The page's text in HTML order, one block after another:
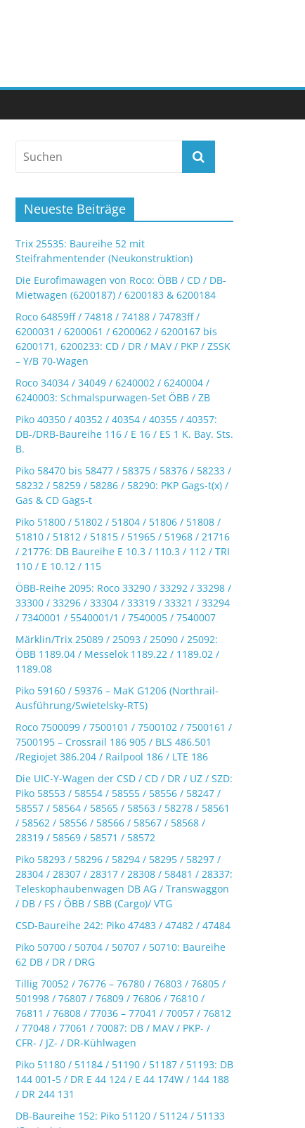
Neueste Beiträge
Trix 25535: Baureihe 52 mit
Steifrahmentender (Neukonstruktion)
Die Eurofimawagen von Roco: ÖBB / CD / DB-
Mietwagen (6200187) / 6200183 & 6200184
Roco 64859ff / 74818 / 74188 / 74783ff /
6200031 / 6200061 / 6200062 / 6200167 bis
6200171, 6200233: CD / DR / MAV / PKP / ZSSK
– Y/B 70-Wagen
Roco 34034 / 34049 / 6240002 / 6240004 /
6240003: Schmalspurwagen-Set ÖBB / ZB
Piko 40350 / 40352 / 40354 / 40355 / 40357:
DB-/DRB-Baureihe 116 / E 16 / ES 1 K. Bay. Sts.
B.
Piko 58470 bis 58477 / 58375 / 58376 / 58233 /
58232 / 58259 / 58286 / 58290: PKP Gags-t(x) /
Gas & CD Gags-t
Piko 51800 / 51802 / 51804 / 51806 / 51808 /
51810 / 51812 / 51815 / 51965 / 51968 / 21716
/ 21776: DB Baureihe E 10.3 / 110.3 / 112 / TRI
110 / E 10.12 / 115
ÖBB-Reihe 2095: Roco 33290 / 33292 / 33298 /
33300 / 33296 / 33304 / 33319 / 33321 / 33294
/ 7340001 / 5540001/1 / 7540005 / 7540007
Märklin/Trix 25089 / 25093 / 25090 / 25092:
ÖBB 1189.04 / Messelok 1189.22 / 1189.02 /
1189.08
Piko 59160 / 59376 – MaK G1206 (Northrail-
Ausführung/Swietelsky-RTS)
Roco 7500099 / 7500101 / 7500102 / 7500161 /
7500195 – Crossrail 186 905 / BLS 486.501
/Regiojet 386.204 / Railpool 186 / LTE 186
Die UIC-Y-Wagen der CSD / CD / DR / UZ / SZD:
Piko 58553 / 58554 / 58555 / 58556 / 58247 /
58557 / 58564 / 58565 / 58563 / 58278 / 58561
/ 58562 / 58556 / 58566 / 58567 / 58568 /
28319 / 58569 / 58571 / 58572
Piko 58293 / 58296 / 58294 / 58295 / 58297 /
28304 / 28307 / 28317 / 28308 / 58481 / 28337:
Teleskophaubenwagen DB AG / Transwaggon
/ DB / FS / ÖBB / SBB (Cargo)/ VTG
CSD-Baureihe 242: Piko 47483 / 47482 / 47484
Piko 50700 / 50704 / 50707 / 50710: Baureihe
62 DB / DR / DRG
Tillig 70052 / 76776 – 76780 / 76803 / 76805 /
501998 / 76807 / 76809 / 76806 / 76810 /
76811 / 76808 / 77036 – 77041 / 70057 / 76812
/ 77048 / 77061 / 70087: DB / MAV / PKP- /
CFR- / JZ- / DR-Kühlwagen
Piko 51180 / 51184 / 51190 / 51187 / 51193: DB
144 001-5 / DR E 44 124 / E 44 174W / 144 188
/ DR 244 131
DB-Baureihe 152: Piko 51120 / 51124 / 51133